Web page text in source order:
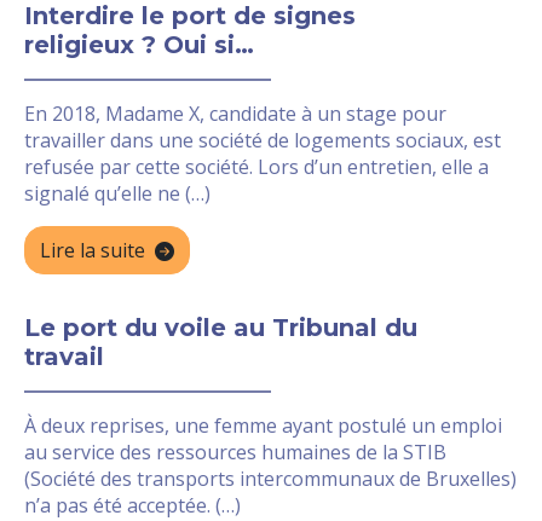
Interdire le port de signes
religieux ? Oui si…
En 2018, Madame X, candidate à un stage pour
travailler dans une société de logements sociaux, est
refusée par cette société. Lors d’un entretien, elle a
signalé qu’elle ne (…)
Lire la suite
Le port du voile au Tribunal du
travail
À deux reprises, une femme ayant postulé un emploi
au service des ressources humaines de la STIB
(Société des transports intercommunaux de Bruxelles)
n’a pas été acceptée. (…)